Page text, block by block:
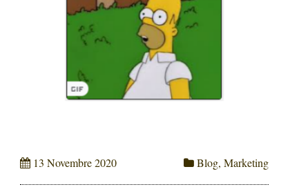
13 Novembre 2020 Blog, Marketing